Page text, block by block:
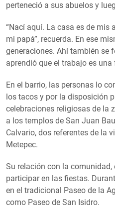
perteneció a sus abuelos y
“Nací aquí. La casa es de mis
mi papá”, recuerda. En ese
generaciones. Ahí también se
aprendió que el trabajo es
En el barrio, las personas lo
los tacos y por la disposición
celebraciones religiosas de la
a los templos de San Juan
Calvario, dos referentes de la
Metepec.
Su relación con la
participar en las fiestas.
en el tradicional Paseo de la
como Paseo de San Isidro.